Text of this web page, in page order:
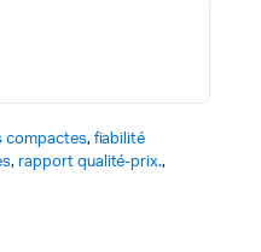
compactes, fiabilité
, rapport qualité-prix.,